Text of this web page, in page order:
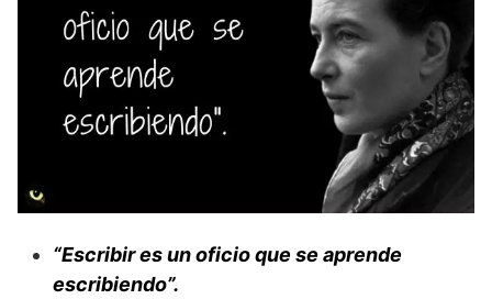
“Escribir es un oficio que se aprende
escribiendo”.